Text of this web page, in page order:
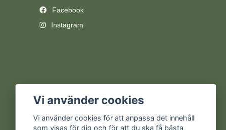
Facebook
Instagram
Vi använder cookies
Vi använder cookies för att anpassa det innehåll
som visas för dig och för att du ska få bästa